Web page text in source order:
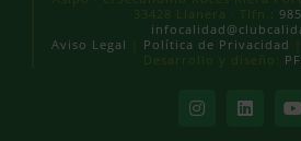
33428 Llanera · Tlfn.:
Aviso Legal
Política de Privacidad
Desarrollo y diseño:
Instagram